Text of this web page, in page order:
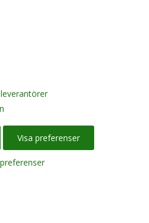
Visa preferenser